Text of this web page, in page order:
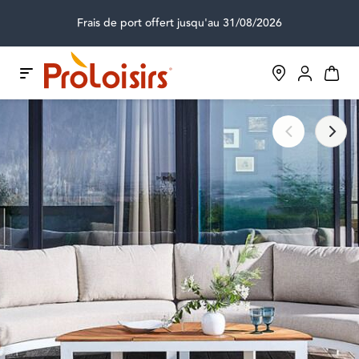
Frais de port offert jusqu'au 31/08/2026